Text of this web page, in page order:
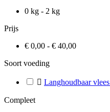
0 kg - 2 kg
Prijs
€ 0,00 - € 40,00
Soort voeding
 Langhoudbaar vlees
Compleet